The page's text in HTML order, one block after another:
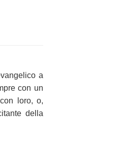
a
con un
loro, o,
della